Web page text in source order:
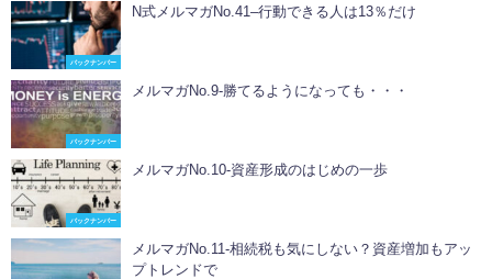
バックナンバー
N式メルマガNo.41–行動できる人は13％だけ
バックナンバー
メルマガNo.9-勝てるようになっても・・・
バックナンバー
メルマガNo.10-資産形成のはじめの一歩
メルマガNo.11-相続税も気にしない？資産増加もアッ
プトレンドで